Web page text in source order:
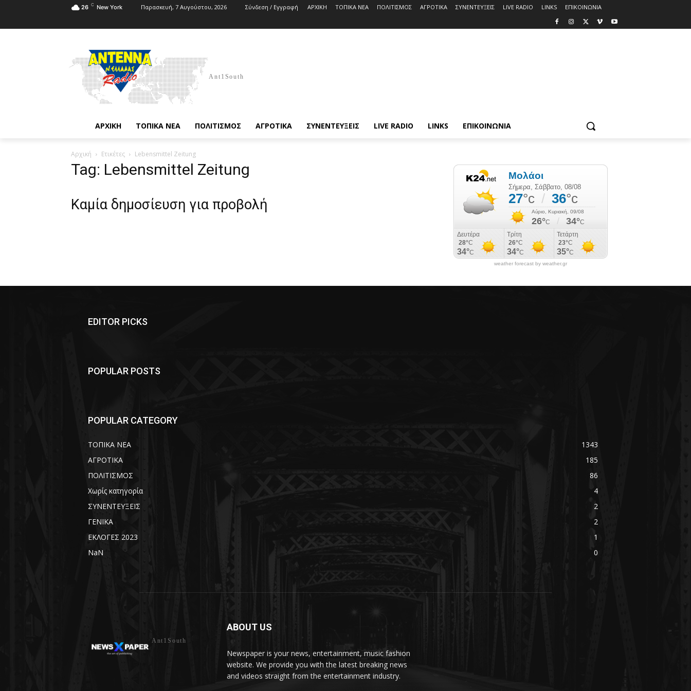
26 C New York Παρασκευή, 7 Αυγούστου, 2026 Σύνδεση / Εγγραφή ΑΡΧΙΚΗ ΤΟΠΙΚΑ ΝΕΑ ΠΟΛΙΤΙΣΜΟΣ ΑΓΡΟΤΙΚΑ ΣΥΝΕΝΤΕΥΞΕΙΣ LIVE RADIO LINKS ΕΠΙΚΟΙΝΩΝΙΑ
Ant1South
ΑΡΧΙΚΗ ΤΟΠΙΚΑ ΝΕΑ ΠΟΛΙΤΙΣΜΟΣ ΑΓΡΟΤΙΚΑ ΣΥΝΕΝΤΕΥΞΕΙΣ LIVE RADIO LINKS ΕΠΙΚΟΙΝΩΝΙΑ
Αρχική Ετικέτες Lebensmittel Zeitung
Tag: Lebensmittel Zeitung
Καμία δημοσίευση για προβολή
weather forecast by weather.gr
EDITOR PICKS
POPULAR POSTS
POPULAR CATEGORY
ΤΟΠΙΚΑ ΝΕΑ
1343
ΑΓΡΟΤΙΚΑ
185
ΠΟΛΙΤΙΣΜΟΣ
86
Χωρίς κατηγορία
4
ΣΥΝΕΝΤΕΥΞΕΙΣ
2
ΓΕΝΙΚΑ
2
ΕΚΛΟΓΕΣ 2023
1
NaN
0
Ant1South
ABOUT US
Newspaper is your news, entertainment, music fashion
website. We provide you with the latest breaking news
and videos straight from the entertainment industry.